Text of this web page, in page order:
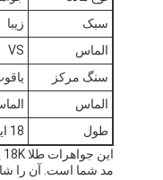
درخواست نقل قول
لوازم جانبی طلا 18k
گردنبند هاي طلايي 18 کيلوگرم
سبک
زيبا
الماس
VS
سنگ مرکز
الماس
طول
18 اينچ